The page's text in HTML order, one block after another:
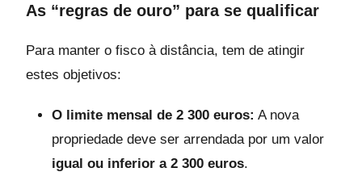
As “regras de ouro” para se qualificar
Para manter o fisco à distância, tem de atingir
estes objetivos:
O limite mensal de 2 300 euros: A nova
propriedade deve ser arrendada por um valor
igual ou inferior a 2 300 euros.